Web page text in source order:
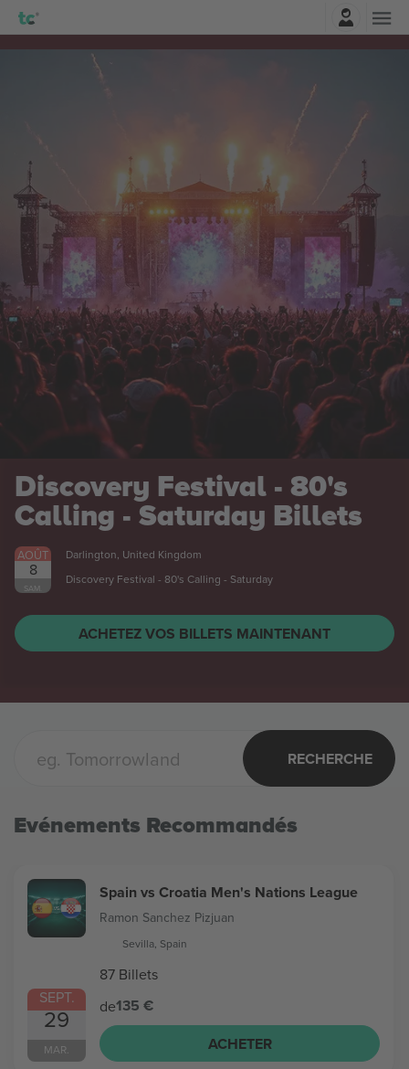
Discovery Festival - 80's
Calling - Saturday Billets
AOÛT
8
SAM.
Darlington, United Kingdom
Discovery Festival - 80's Calling - Saturday
ACHETEZ VOS BILLETS MAINTENANT
RECHERCHE
Evénements Recommandés
SEPT.
29
MAR.
Spain vs Croatia Men's Nations League
Ramon Sanchez Pizjuan
Sevilla, Spain
87 Billets
de135 €
ACHETER